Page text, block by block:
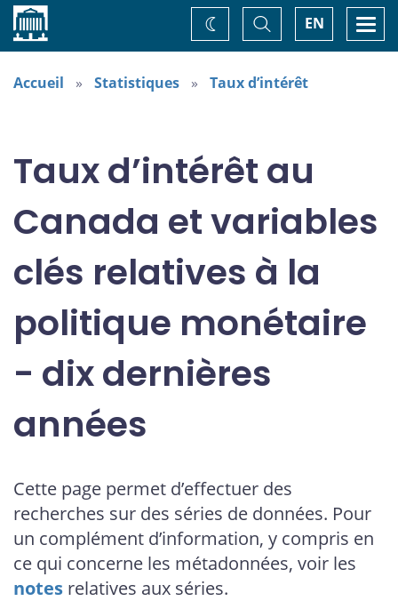
Accueil EN
Basculer
la
recherche
Changez
de
thème
Accueil Statistiques Taux d’intérêt
Taux d’intérêt au
Canada et variables
clés relatives à la
politique monétaire
- dix dernières
années
Cette page permet d’effectuer des
recherches sur des séries de données. Pour
un complément d’information, y compris en
ce qui concerne les métadonnées, voir les
notes relatives aux séries.